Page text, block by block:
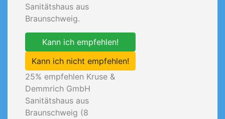
Sanitätshaus aus
Braunschweig.
Kann ich empfehlen!
Kann ich nicht empfehlen!
25% empfehlen Kruse &
Demmrich GmbH
Sanitätshaus aus
Braunschweig (8